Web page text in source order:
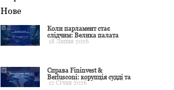
Нове
Коли парламент стає
слідчим: Велика палата
ЄСПЛ окреслила межі
18 Липня 2026
Справа Fininvest &
Berlusconi: корупція судді та
презумпція невинуватості
12 Січня 2026